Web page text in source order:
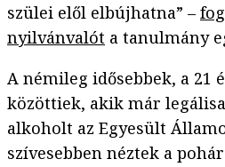
szülei elől elbújhatna” –
nyilvánvalót a tanulmány
A némileg idősebbek, a 21
közöttiek, akik már
alkoholt az Egyesült
szívesebben néztek a